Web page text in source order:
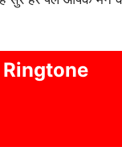
Ringtone